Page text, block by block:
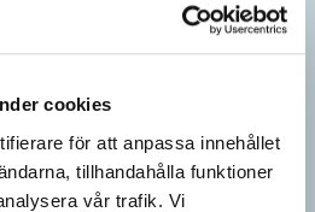
cookies
för att anpassa innehållet
tillhandahålla funktioner
vår trafik. Vi